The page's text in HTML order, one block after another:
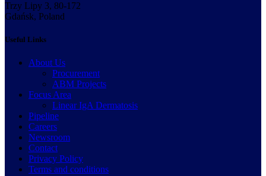
Trzy Lipy 3, 80-172
Gdańsk, Poland
Useful Links
About Us
Procurement
ABM Projects
Focus Area
Linear IgA Dermatosis
Pipeline
Careers
Newsroom
Contact
Privacy Policy
Terms and conditions